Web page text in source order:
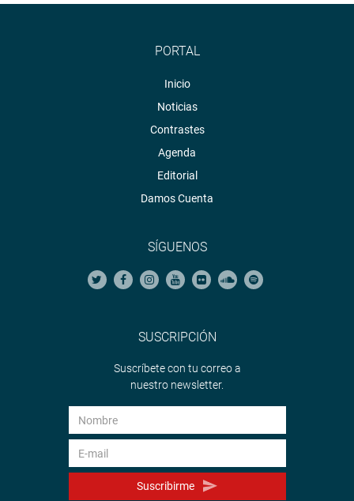
PORTAL
Inicio
Noticias
Contrastes
Agenda
Editorial
Damos Cuenta
SÍGUENOS
SUSCRIPCIÓN
Suscríbete con tu correo a
nuestro newsletter.
Suscribirme